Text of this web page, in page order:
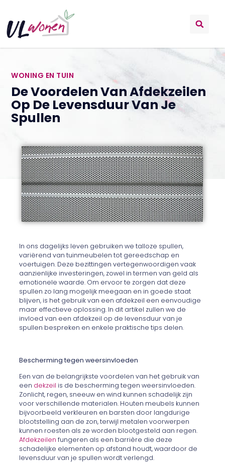
WONING EN TUIN
De Voordelen Van Afdekzeilen
Op De Levensduur Van Je
Spullen
In ons dagelijks leven gebruiken we talloze spullen,
variërend van tuinmeubelen tot gereedschap en
voertuigen. Deze bezittingen vertegenwoordigen vaak
aanzienlijke investeringen, zowel in termen van geld als
emotionele waarde. Om ervoor te zorgen dat deze
spullen zo lang mogelijk meegaan en in goede staat
blijven, is het gebruik van een afdekzeil een eenvoudige
maar effectieve oplossing. In dit artikel zullen we de
invloed van een afdekzeil op de levensduur van je
spullen bespreken en enkele praktische tips delen.
Bescherming tegen weersinvloeden
Een van de belangrijkste voordelen van het gebruik van
een dekzeil is de bescherming tegen weersinvloeden.
Zonlicht, regen, sneeuw en wind kunnen schadelijk zijn
voor verschillende materialen. Houten meubels kunnen
bijvoorbeeld verkleuren en barsten door langdurige
blootstelling aan de zon, terwijl metalen voorwerpen
kunnen roesten als ze worden blootgesteld aan regen.
Afdekzeilen fungeren als een barrière die deze
schadelijke elementen op afstand houdt, waardoor de
levensduur van je spullen wordt verlengd.